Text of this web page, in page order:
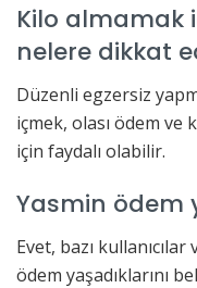
Kilo almamak
nelere dikkat
Düzenli egzersiz
içmek, olası ödem ve
için faydalı olabilir.
Yasmin ödem
Evet, bazı
ödem yaşadıklarını